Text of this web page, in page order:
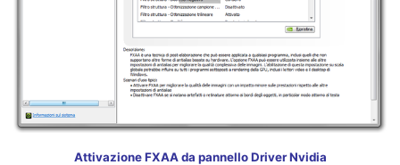
Attivazione FXAA da pannello Driver Nvidia